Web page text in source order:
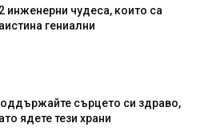
инженерни чудеса, които са
гениални
сърцето си здраво,
ядете тези храни